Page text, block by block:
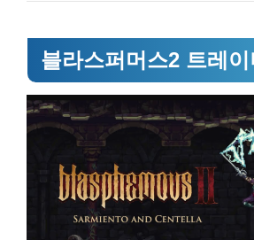
블라스퍼머스2 트레이